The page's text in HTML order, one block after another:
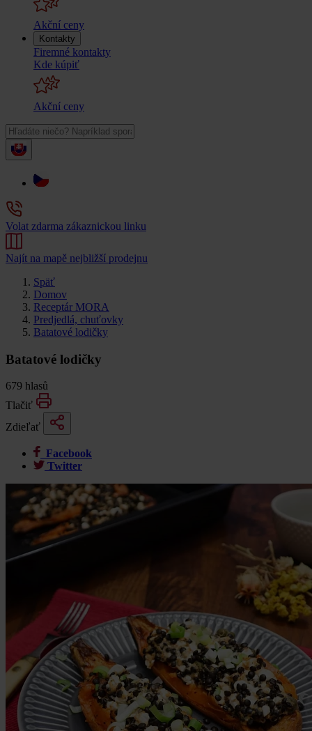
Akční ceny
Kontakty
Firemné kontakty
Kde kúpiť
Akční ceny
Volat zdarma zákaznickou linku
Najít na mapě nejbližší prodejnu
Späť
Domov
Receptár MORA
Predjedlá, chuťovky
Batatové lodičky
Batatové lodičky
679 hlasů
Tlačiť
Zdieľať
Facebook
Twitter